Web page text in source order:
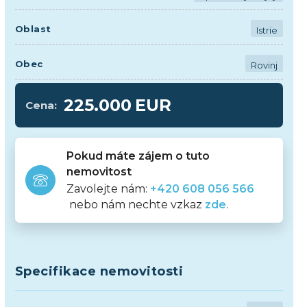
Oblast Istrie
Obec Rovinj
Cena: 225.000 EUR
Pokud máte zájem o tuto
nemovitost
Zavolejte nám: +420 608 056 566
nebo nám nechte vzkaz zde.
Specifikace nemovitosti